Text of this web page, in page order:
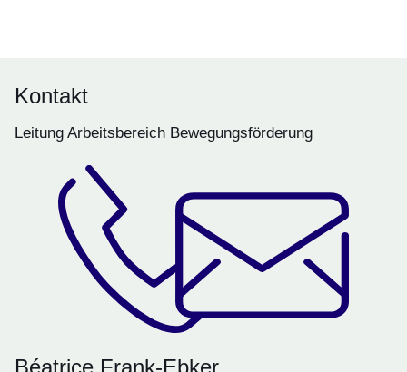
Kontakt
Leitung Arbeitsbereich Bewegungsförderung
Béatrice Frank-Ebker